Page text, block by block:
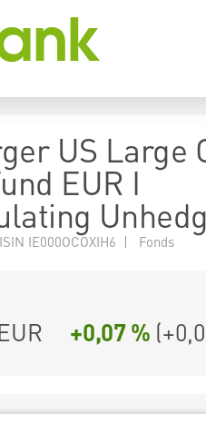
US Large
EUR I
IE000OCOXIH6 | Fonds
+0,07 % (